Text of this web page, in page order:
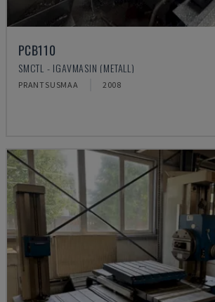
PCB110
SMCTL - IGAVMASIN (METALL)
PRANTSUSMAA 2008